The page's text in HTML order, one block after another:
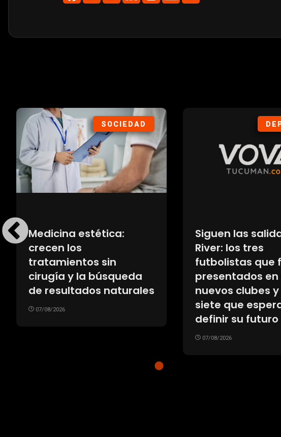
SOCIEDAD
Medicina estética:
crecen los
tratamientos sin
cirugía y la búsqueda
de resultados naturales
07/08/2026
Siguen las
River: los tres
futbolistas que
presentados en
nuevos clubes y
siete que
definir su futuro
07/08/2026